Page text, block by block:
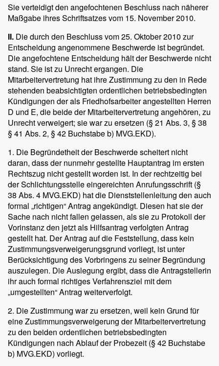
Sie verteidigt den angefochtenen Beschluss nach näherer
Maßgabe ihres Schriftsatzes vom 15. November 2010.
II. Die durch den Beschluss vom 25. Oktober 2010 zur
Entscheidung angenommene Beschwerde ist begründet.
Die angefochtene Entscheidung hält der Beschwerde nicht
stand. Sie ist zu Unrecht ergangen. Die
Mitarbeitervertretung hat ihre Zustimmung zu den in Rede
stehenden beabsichtigten ordentlichen betriebsbedingten
Kündigungen der als Friedhofsarbeiter angestellten Herren
D und E, die beide der Mitarbeitervertretung angehören, zu
Unrecht verweigert; sie war zu ersetzen (§ 21 Abs. 3, § 38
§ 41 Abs. 2, § 42 Buchstabe b) MVG.EKD).
1. Die Begründetheit der Beschwerde scheitert nicht
daran, dass der nunmehr gestellte Hauptantrag im ersten
Rechtszug nicht gestellt worden ist. In der rechtzeitig bei
der Schlichtungsstelle eingereichten Anrufungsschrift (§
38 Abs. 4 MVG.EKD) hat die Dienststellenleitung den auch
formal „richtigen“ Antrag angekündigt. Diesen hat sie der
Sache nach nicht fallen gelassen, als sie zu Protokoll der
Vorinstanz den jetzt als Hilfsantrag verfolgten Antrag
gestellt hat. Der Antrag auf die Feststellung, dass kein
Zustimmungsverweigerungsgrund vorliegt, ist unter
Berücksichtigung des Vorbringens zu seiner Begründung
auszulegen. Die Auslegung ergibt, dass die Antragstellerin
ihr auch formal richtiges Verfahrensziel mit dem
„umgestellten“ Antrag weiterverfolgt.
2. Die Zustimmung war zu ersetzen, weil kein Grund für
eine Zustimmungsverweigerung der Mitarbeitervertretung
zu den beiden ordentlichen betriebsbedingten
Kündigungen nach Ablauf der Probezeit (§ 42 Buchstabe
b) MVG.EKD) vorliegt.